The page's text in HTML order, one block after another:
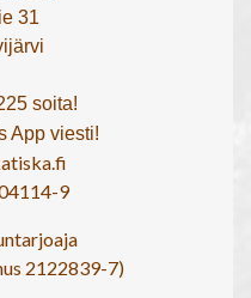
31
soita!
App viesti!
9
2122839-7)